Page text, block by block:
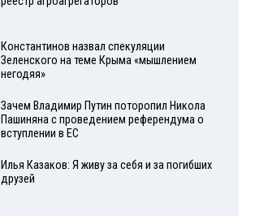
Константинов назвал спекуляции
Зеленского на теме Крыма «мышлением
негодяя»
Зачем Владимир Путин поторопил Никола
Пашиняна с проведением референдума о
вступлении в ЕС
Илья Казаков: Я живу за себя и за погибших
друзей